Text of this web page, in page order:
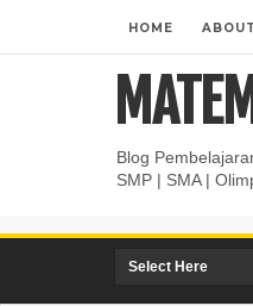
HOME ABOUT
Blog
SMP | SMA |